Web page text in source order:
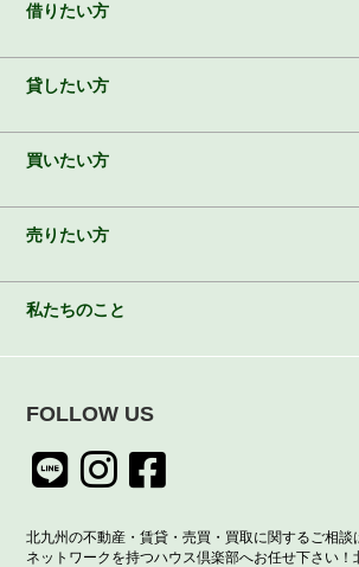
借りたい方
貸したい方
買いたい方
売りたい方
私たちのこと
FOLLOW US
北九州の不動産・賃貸・売買・買取に関するご相談
ネットワークを持つハウス倶楽部へお任せ下さい！